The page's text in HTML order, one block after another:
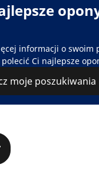
informacji o swoim
Ci najlepsze
moje poszukiwania